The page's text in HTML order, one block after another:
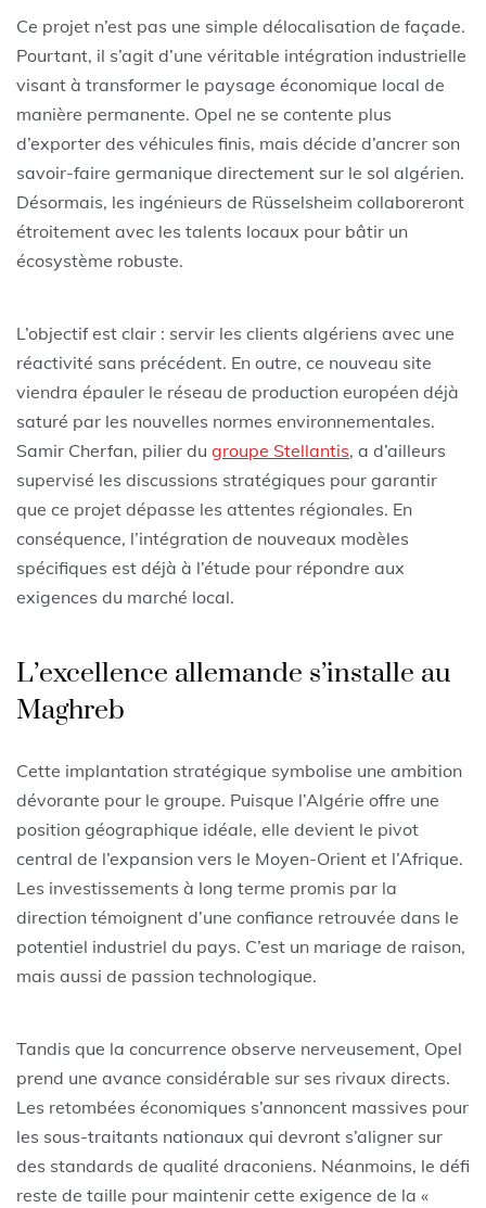
Ce projet n’est pas une simple délocalisation de façade.
Pourtant, il s’agit d’une véritable intégration industrielle
visant à transformer le paysage économique local de
manière permanente. Opel ne se contente plus
d’exporter des véhicules finis, mais décide d’ancrer son
savoir-faire germanique directement sur le sol algérien.
Désormais, les ingénieurs de Rüsselsheim collaboreront
étroitement avec les talents locaux pour bâtir un
écosystème robuste.
L’objectif est clair : servir les clients algériens avec une
réactivité sans précédent. En outre, ce nouveau site
viendra épauler le réseau de production européen déjà
saturé par les nouvelles normes environnementales.
Samir Cherfan, pilier du groupe Stellantis, a d’ailleurs
supervisé les discussions stratégiques pour garantir
que ce projet dépasse les attentes régionales. En
conséquence, l’intégration de nouveaux modèles
spécifiques est déjà à l’étude pour répondre aux
exigences du marché local.
L’excellence allemande s’installe au
Maghreb
Cette implantation stratégique symbolise une ambition
dévorante pour le groupe. Puisque l’Algérie offre une
position géographique idéale, elle devient le pivot
central de l’expansion vers le Moyen-Orient et l’Afrique.
Les investissements à long terme promis par la
direction témoignent d’une confiance retrouvée dans le
potentiel industriel du pays. C’est un mariage de raison,
mais aussi de passion technologique.
Tandis que la concurrence observe nerveusement, Opel
prend une avance considérable sur ses rivaux directs.
Les retombées économiques s’annoncent massives pour
les sous-traitants nationaux qui devront s’aligner sur
des standards de qualité draconiens. Néanmoins, le défi
reste de taille pour maintenir cette exigence de la «